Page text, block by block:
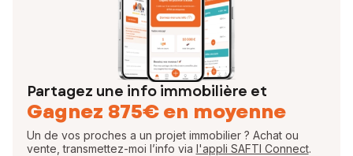
Partagez une info immobilière et
Gagnez 875€ en moyenne
Un de vos proches a un projet immobilier ? Achat ou
vente, transmettez-moi l’info via l'appli SAFTI Connect.